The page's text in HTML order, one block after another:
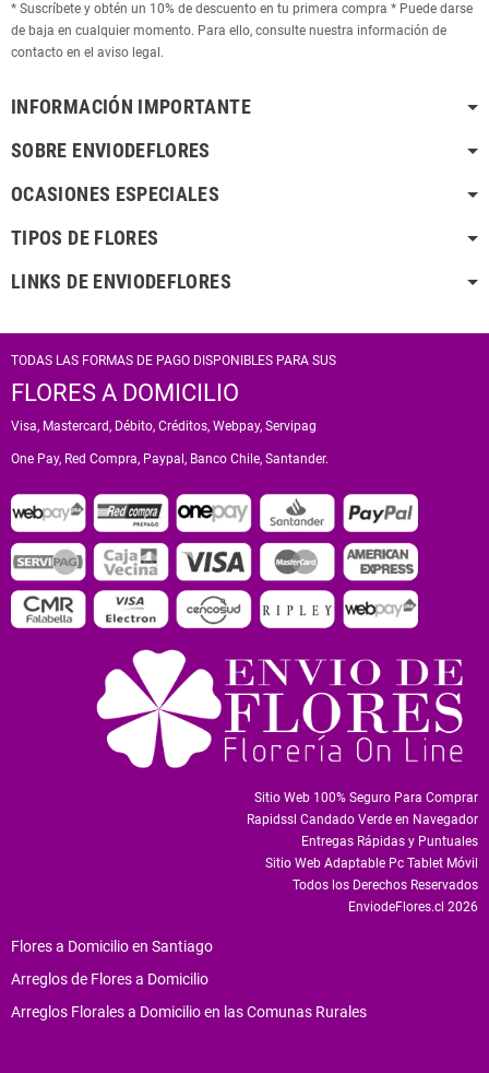
* Suscríbete y obtén un 10% de descuento en tu primera compra * Puede darse
de baja en cualquier momento. Para ello, consulte nuestra información de
contacto en el aviso legal.
INFORMACIÓN IMPORTANTE
SOBRE ENVIODEFLORES
OCASIONES ESPECIALES
TIPOS DE FLORES
LINKS DE ENVIODEFLORES
TODAS LAS FORMAS DE PAGO DISPONIBLES PARA SUS
FLORES A DOMICILIO
Visa, Mastercard, Débito, Créditos, Webpay, Servipag
One Pay, Red Compra, Paypal, Banco Chile, Santander.
Sitio Web 100% Seguro Para Comprar
Rapidssl Candado Verde en Navegador
Entregas Rápidas y Puntuales
Sitio Web Adaptable Pc Tablet Móvil
Todos los Derechos Reservados
EnviodeFlores.cl 2026
Flores a Domicilio en Santiago
Arreglos de Flores a Domicilio
Arreglos Florales a Domicilio en las Comunas Rurales